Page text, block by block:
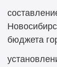
бюджета